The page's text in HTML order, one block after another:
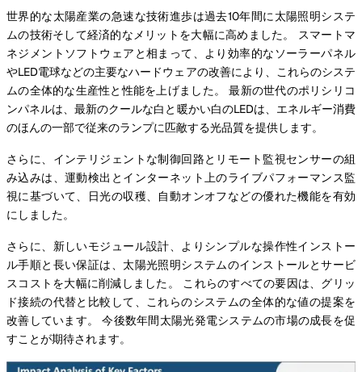
世界的な太陽産業の急速な技術進歩は過去10年間に太陽照明システ
ムの技術そして経済的なメリットを大幅に高めました。 スマートマ
ネジメントソフトウェアと相まって、より効率的なソーラーパネル
やLED電球などの主要なハードウェアの改善により、これらのシステ
ムの全体的な生産性と性能を上げました。 最新の世代のポリシリコ
ンパネルは、最新のクールな白と暖かい白のLEDは、エネルギー消費
のほんの一部で従来のランプに匹敵する光品質を提供します。
さらに、インテリジェントな制御回路とリモート監視センサーの組
み込みは、運動検出とインターネット上のライブパフォーマンス監
視に基づいて、日光の収穫、自動オンオフなどの優れた機能を有効
にしました。
さらに、新しいモジュール設計、よりシンプルな操作性インストー
ル手順と長い保証は、太陽光照明システムのインストールとサービ
スコストを大幅に削減しました。 これらのすべての要因は、グリッ
ド接続の代替と比較して、これらのシステムの全体的な値の提案を
改善しています。 今後数年間太陽光発電システムの市場の成長を促
すことが期待されます。